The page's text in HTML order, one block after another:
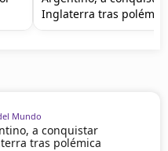
Inglaterra tras
Mundo
a conquistar
tras polémica